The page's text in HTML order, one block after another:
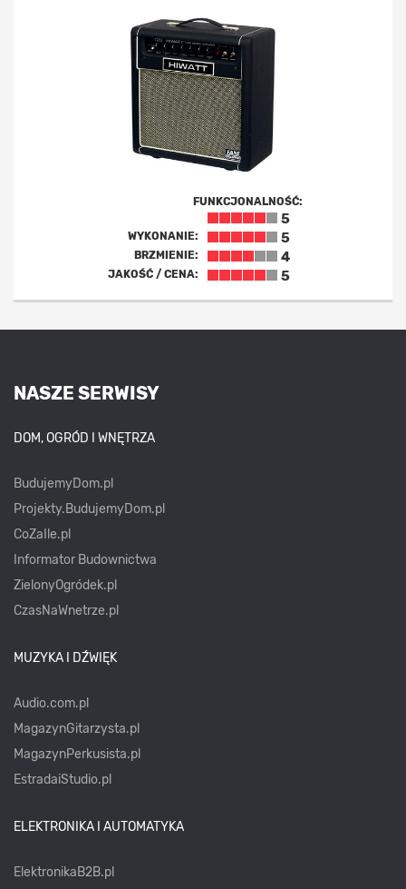
FUNKCJONALNOŚĆ:
5
WYKONANIE: 5
BRZMIENIE: 4
JAKOŚĆ / CENA: 5
NASZE SERWISY
DOM, OGRÓD I WNĘTRZA
BudujemyDom.pl
Projekty.BudujemyDom.pl
CoZaIle.pl
Informator Budownictwa
ZielonyOgródek.pl
CzasNaWnetrze.pl
MUZYKA I DŹWIĘK
Audio.com.pl
MagazynGitarzysta.pl
MagazynPerkusista.pl
EstradaiStudio.pl
ELEKTRONIKA I AUTOMATYKA
ElektronikaB2B.pl